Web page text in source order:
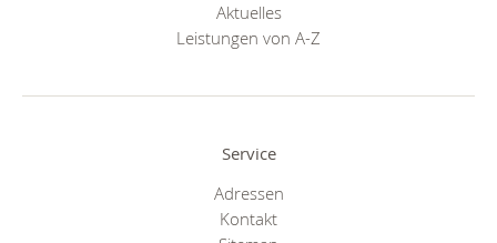
Aktuelles
Leistungen von A-Z
Service
Adressen
Kontakt